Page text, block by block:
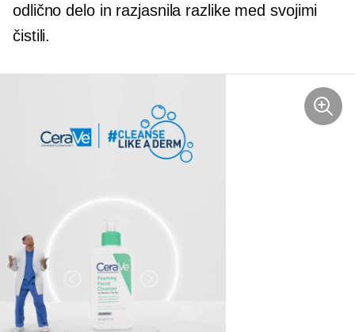
odlično delo in razjasnila razlike med svojimi
čistili.